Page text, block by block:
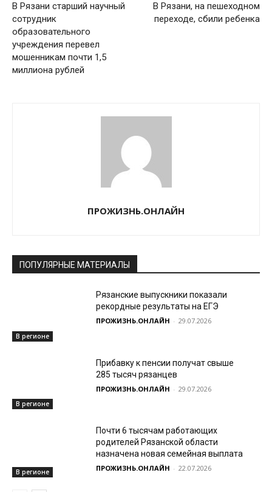
В Рязани старший научный
сотрудник
образовательного
учреждения перевел
мошенникам почти 1,5
миллиона рублей
В Рязани, на пешеходном
переходе, сбили ребенка
ПРОЖИЗНЬ.ОНЛАЙН
ПОПУЛЯРНЫЕ МАТЕРИАЛЫ
В регионе
Рязанские выпускники показали
рекордные результаты на ЕГЭ
ПРОЖИЗНЬ.ОНЛАЙН - 29.07.2026
В регионе
Прибавку к пенсии получат свыше
285 тысяч рязанцев
ПРОЖИЗНЬ.ОНЛАЙН - 29.07.2026
В регионе
Почти 6 тысячам работающих
родителей Рязанской области
назначена новая семейная выплата
ПРОЖИЗНЬ.ОНЛАЙН - 22.07.2026